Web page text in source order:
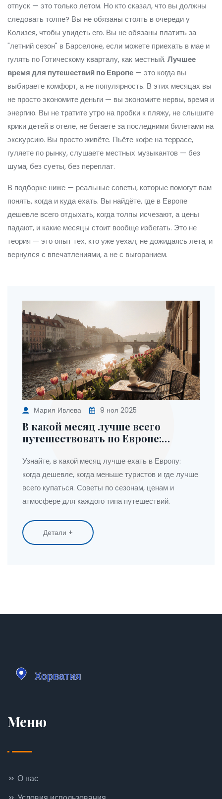
отпуск — это только летом. Но кто сказал, что вы должны
следовать толпе? Вы не обязаны стоять в очереди у
Колизея, чтобы увидеть его. Вы не обязаны платить за
"летний сезон" в Барселоне, если можете приехать в мае и
гулять по Готическому кварталу, как местный. Лучшее
время для путешествий по Европе — это когда вы
выбираете комфорт, а не популярность. В этих месяцах вы
не просто экономите деньги — вы экономите нервы, время и
энергию. Вы не тратите утро на пробки к пляжу, не слышите
крики детей в отеле, не бегаете за последними билетами на
экскурсию. Вы просто живёте. Пьёте кофе на террасе,
гуляете по рынку, слушаете местных музыкантов — без
шума, без суеты, без переплат.
В подборке ниже — реальные советы, которые помогут вам
понять, когда и куда ехать. Вы найдёте, где в Европе
дешевле всего отдыхать, когда толпы исчезают, а цены
падают, и какие месяцы стоит вообще избегать. Это не
теория — это опыт тех, кто уже уехал, не дожидаясь лета, и
вернулся с впечатлениями, а не с выгоранием.
Мария Ивлева 9 ноя 2025
В какой месяц лучше всего
путешествовать по Европе:
типа путешествий
Узнайте, в какой месяц лучше ехать в Европу:
когда дешевле, когда меньше туристов и где лучше
всего купаться. Советы по сезонам, ценам и
атмосфере для каждого типа путешествий.
Детали +
Меню
О нас